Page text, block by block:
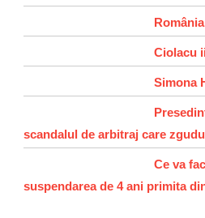
Ciolacu
Simona
scandalul de arbitraj care
Ce va
suspendarea de 4 ani primita